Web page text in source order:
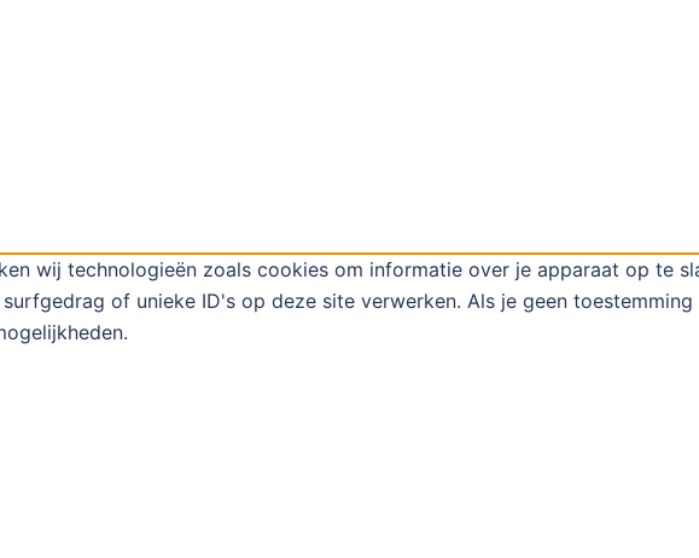
wij technologieën zoals cookies om informatie over je apparaat op te
of unieke ID's op deze site verwerken. Als je geen